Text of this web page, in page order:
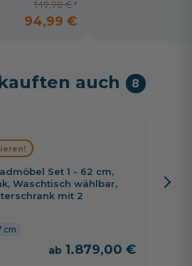
149,98 €
94,99 €
auch 8
Set 1 - 62 cm,
Waschtisch wählbar,
mit 2
cm
1.879,00 €
cm, 1